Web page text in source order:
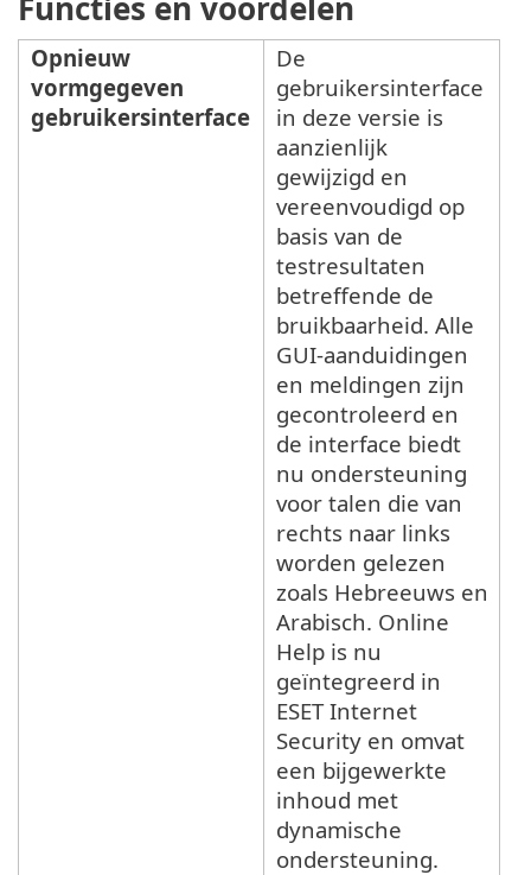
Opnieuw
vormgegeven
gebruikersinterface
De
gebruikersinterface
in deze versie is
aanzienlijk
gewijzigd en
vereenvoudigd op
basis van de
testresultaten
betreffende de
bruikbaarheid. Alle
GUI-aanduidingen
en meldingen zijn
gecontroleerd en
de interface biedt
nu ondersteuning
voor talen die van
rechts naar links
worden gelezen
zoals Hebreeuws en
Arabisch. Online
Help is nu
geïntegreerd in
ESET Internet
Security en omvat
een bijgewerkte
inhoud met
dynamische
ondersteuning.